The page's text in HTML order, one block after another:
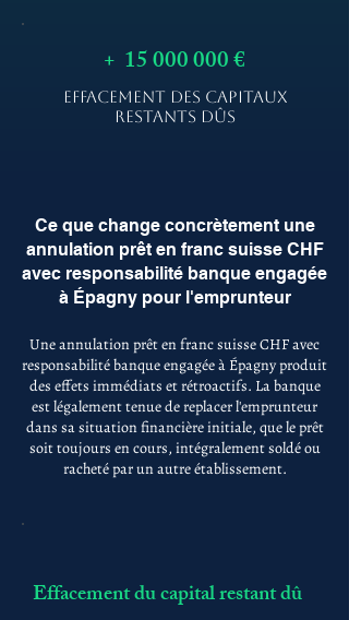
+ 15 000 000€
EFFACEMENT DES CAPITAUX
RESTANTS DÛS
Ce que change concrètement une
annulation prêt en franc suisse CHF
avec responsabilité banque engagée
à Épagny pour l'emprunteur
Une annulation prêt en franc suisse CHF avec
responsabilité banque engagée à Épagny produit
des effets immédiats et rétroactifs. La banque
est légalement tenue de replacer l'emprunteur
dans sa situation financière initiale, que le prêt
soit toujours en cours, intégralement soldé ou
racheté par un autre établissement.
Effacement du capital restant dû